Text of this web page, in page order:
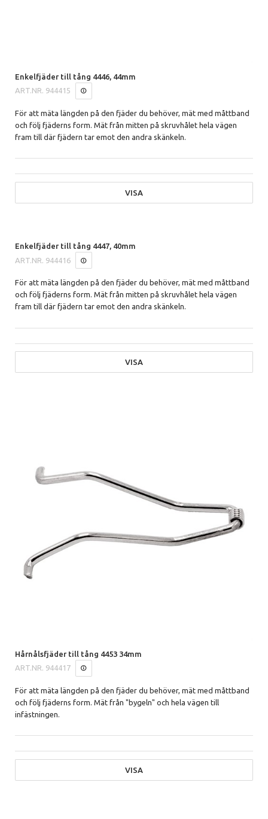
Enkelfjäder till tång 4446, 44mm
ART.NR. 944415
För att mäta längden på den fjäder du behöver, mät med måttband
och följ fjäderns form. Mät från mitten på skruvhålet hela vägen
fram till där fjädern tar emot den andra skänkeln.
VISA
Enkelfjäder till tång 4447, 40mm
ART.NR. 944416
För att mäta längden på den fjäder du behöver, mät med måttband
och följ fjäderns form. Mät från mitten på skruvhålet hela vägen
fram till där fjädern tar emot den andra skänkeln.
VISA
Hårnålsfjäder till tång 4453 34mm
ART.NR. 944417
För att mäta längden på den fjäder du behöver, mät med måttband
och följ fjäderns form. Mät från "bygeln" och hela vägen till
infästningen.
VISA